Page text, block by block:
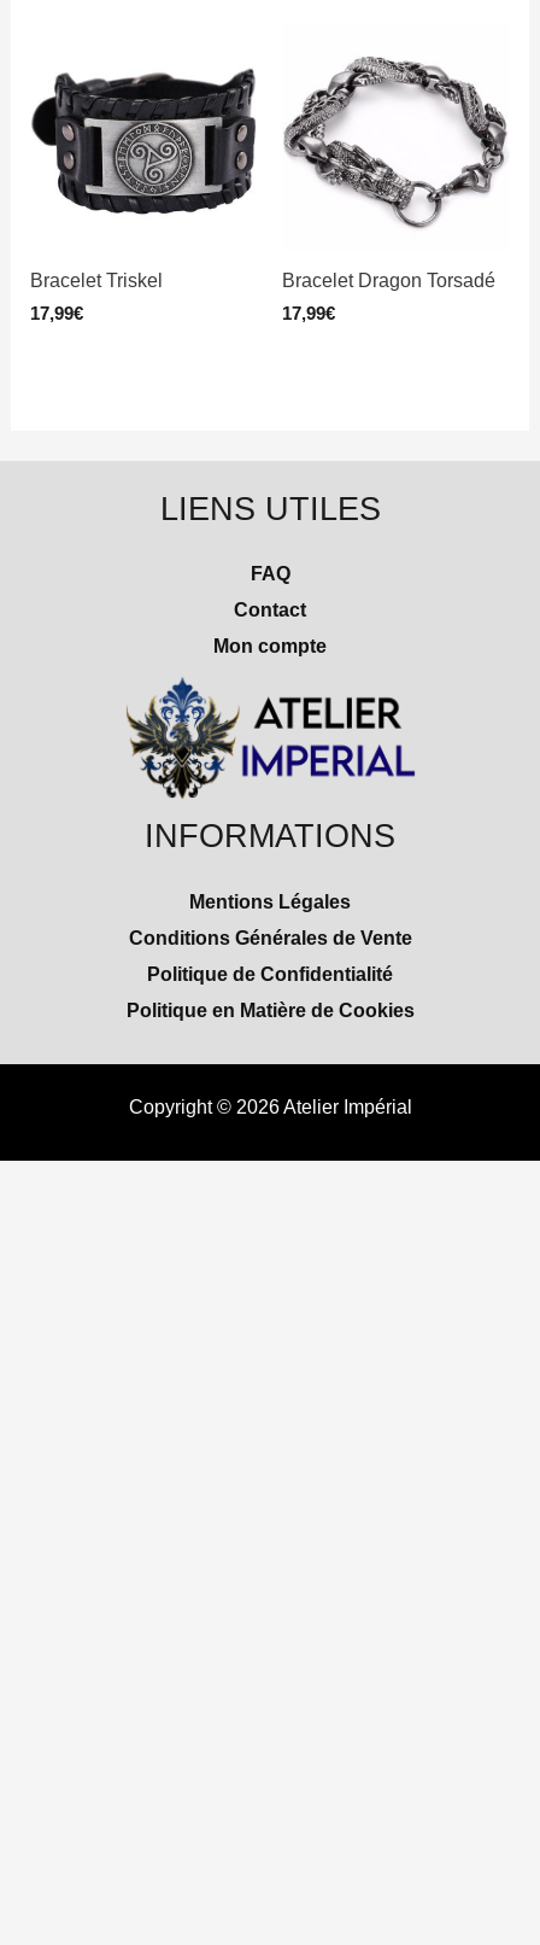
Bracelet Triskel
17,99€
Bracelet Dragon Torsadé
17,99€
LIENS UTILES
FAQ
Contact
Mon compte
INFORMATIONS
Mentions Légales
Conditions Générales de Vente
Politique de Confidentialité
Politique en Matière de Cookies
Copyright © 2026 Atelier Impérial